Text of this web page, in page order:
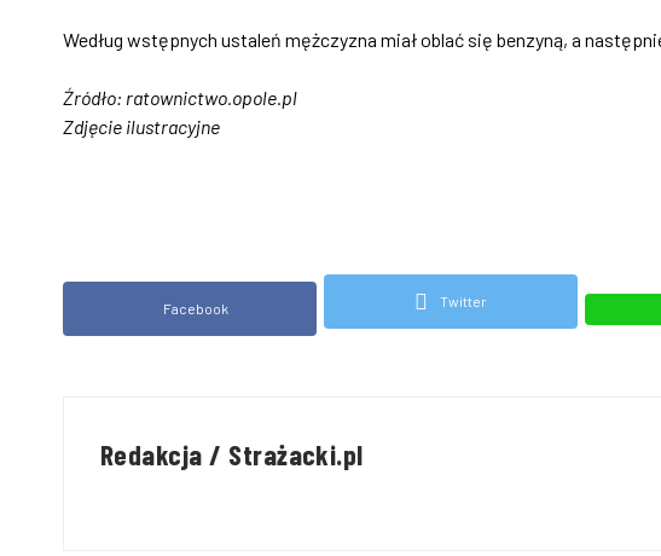
Według wstępnych ustaleń mężczyzna miał oblać się benzyną, a
Źródło: ratownictwo.opole.pl
Zdjęcie ilustracyjne
Facebook Twitter
Redakcja / Strażacki.pl